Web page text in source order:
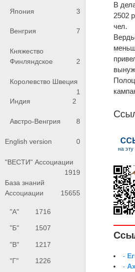
Япония 3
Венгрия 7
Княжество
Финляндское
2
Королевство Швеция
1
Индия
2
Австро-Венгрия 8
English version 0
"ВЕСТИ" Ассоциации
1919
База знаний
Ассоциации
15655
"А" 1716
"Б" 1507
"В" 1217
"Г" 1226
В
2502
чел.
-
-